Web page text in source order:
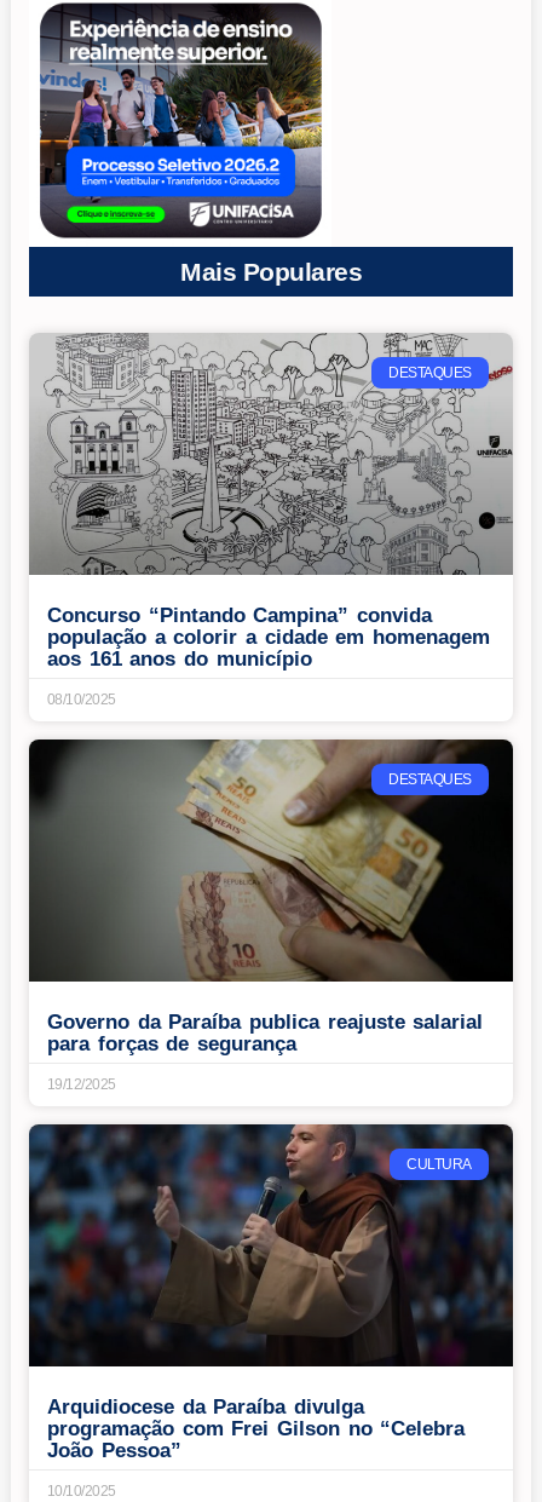
Mais Populares
DESTAQUES
Concurso “Pintando Campina” convida
população a colorir a cidade em homenagem
aos 161 anos do município
08/10/2025
DESTAQUES
Governo da Paraíba publica reajuste salarial
para forças de segurança
19/12/2025
CULTURA
Arquidiocese da Paraíba divulga
programação com Frei Gilson no “Celebra
João Pessoa”
10/10/2025